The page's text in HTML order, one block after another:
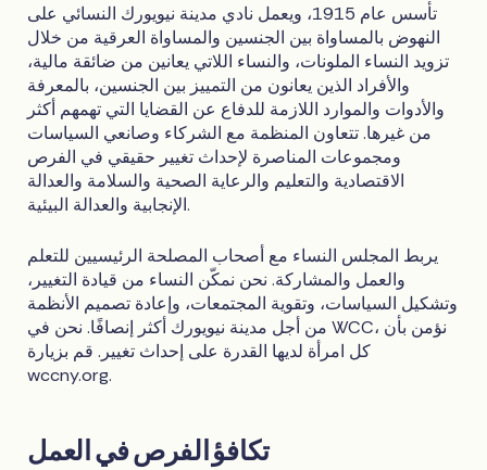
تأسس عام 1915، ويعمل نادي مدينة نيويورك النسائي على
النهوض بالمساواة بين الجنسين والمساواة العرقية من خلال
تزويد النساء الملونات، والنساء اللاتي يعانين من ضائقة مالية،
والأفراد الذين يعانون من التمييز بين الجنسين، بالمعرفة
والأدوات والموارد اللازمة للدفاع عن القضايا التي تهمهم أكثر
من غيرها. تتعاون المنظمة مع الشركاء وصانعي السياسات
ومجموعات المناصرة لإحداث تغيير حقيقي في الفرص
الاقتصادية والتعليم والرعاية الصحية والسلامة والعدالة
الإنجابية والعدالة البيئية.
يربط المجلس النساء مع أصحاب المصلحة الرئيسيين للتعلم
والعمل والمشاركة. نحن نمكّن النساء من قيادة التغيير،
وتشكيل السياسات، وتقوية المجتمعات، وإعادة تصميم الأنظمة
من أجل مدينة نيويورك أكثر إنصافًا. نحن في WCC، نؤمن بأن
كل امرأة لديها القدرة على إحداث تغيير. قم بزيارة
wccny.org.
تكافؤ الفرص في العمل